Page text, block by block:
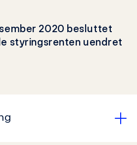
2020 besluttet
styringsrenten uendret